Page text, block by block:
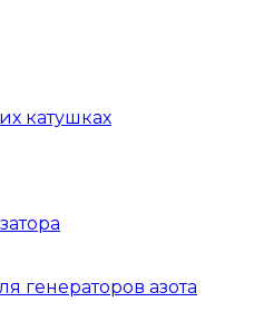
катушках
генераторов азота